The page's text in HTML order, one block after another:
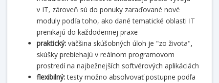
v IT, zároveň sú do ponuky zaraďované nové
moduly podľa toho, ako dané tematické oblasti IT
prenikajú do každodennej praxe
praktický: väčšina skúšobných úloh je "zo života",
skúšky prebiehajú v reálnom programovom
prostredí na najbežnejších softvérových aplikáciách
flexibilný:testy možno absolvovať postupne podľa